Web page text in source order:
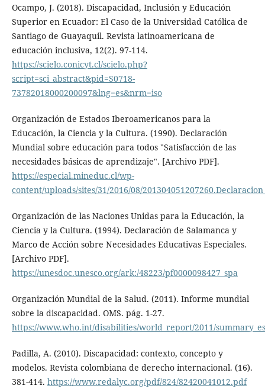
Ocampo, J. (2018). Discapacidad, Inclusión y Educación
Superior en Ecuador: El Caso de la Universidad Católica de
Santiago de Guayaquil. Revista latinoamericana de
educación inclusiva, 12(2). 97-114.
https://scielo.conicyt.cl/scielo.php?
script=sci_abstract&pid=S0718-
73782018000200097&lng=es&nrm=iso
Organización de Estados Iberoamericanos para la
Educación, la Ciencia y la Cultura. (1990). Declaración
Mundial sobre educación para todos "Satisfacción de las
necesidades básicas de aprendizaje". [Archivo PDF].
https://especial.mineduc.cl/wp-
content/uploads/sites/31/2016/08/
Organización de las Naciones Unidas para la Educación, la
Ciencia y la Cultura. (1994). Declaración de Salamanca y
Marco de Acción sobre Necesidades Educativas Especiales.
[Archivo PDF].
https://unesdoc.unesco.org/ark:/48223/pf0000098427_spa
Organización Mundial de la Salud. (2011). Informe mundial
sobre la discapacidad. OMS. pág. 1-27.
https://www.who.int/disabilities/world_report/2011/
Padilla, A. (2010). Discapacidad: contexto, concepto y
modelos. Revista colombiana de derecho internacional. (16).
381-414. https://www.redalyc.org/pdf/824/82420041012.pdf